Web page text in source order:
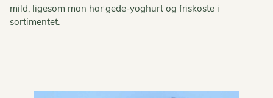
mild, ligesom man har gede-yoghurt og friskoste i
sortimentet.